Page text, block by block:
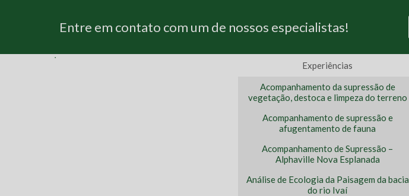
Entre em contato com um de nossos especialistas!
Experiências
Acompanhamento da supressão de
vegetação, destoca e limpeza do terreno
Acompanhamento de supressão e
afugentamento de fauna
Acompanhamento de Supressão –
Alphaville Nova Esplanada
Análise de Ecologia da Paisagem da bacia
do rio Ivaí